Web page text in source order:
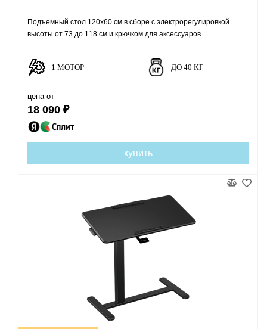
Подъемный стол 120х60 см в сборе с электрорегулировкой
высоты от 73 до 118 см и крючком для аксессуаров.
1 МОТОР ДО 40 КГ
цена от
18 090 ₽
купить